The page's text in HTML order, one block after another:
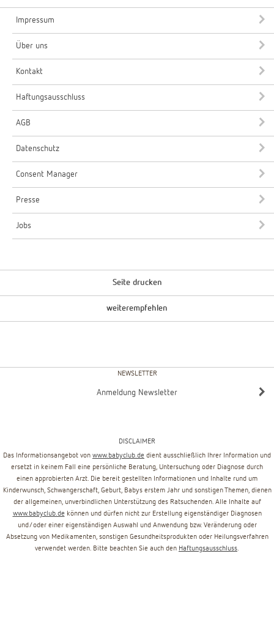
Impressum
Über uns
Kontakt
Haftungsausschluss
AGB
Datenschutz
Consent Manager
Presse
Jobs
Seite drucken
weiterempfehlen
NEWSLETTER
Anmeldung Newsletter
DISCLAIMER
Das Informationsangebot von www.babyclub.de dient ausschließlich Ihrer Information und
ersetzt in keinem Fall eine persönliche Beratung, Untersuchung oder Diagnose durch
einen approbierten Arzt. Die bereit gestellten Informationen und Inhalte rund um
Kinderwunsch, Schwangerschaft, Geburt, Babys erstem Jahr und sonstigen Themen, dienen
der allgemeinen, unverbindlichen Unterstützung des Ratsuchenden. Alle Inhalte auf
www.babyclub.de können und dürfen nicht zur Erstellung eigenständiger Diagnosen
und/oder einer eigenständigen Auswahl und Anwendung bzw. Veränderung oder
Absetzung von Medikamenten, sonstigen Gesundheitsprodukten oder Heilungsverfahren
verwendet werden. Bitte beachten Sie auch den Haftungsausschluss.